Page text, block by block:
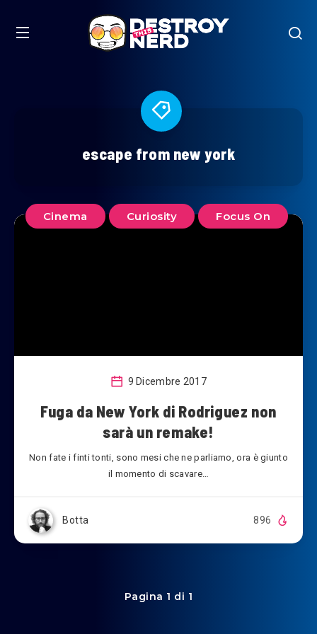
escape from new york
Cinema Curiosity Focus On
9 Dicembre 2017
Fuga da New York di Rodriguez non
sarà un remake!
Non fate i finti tonti, sono mesi che ne parliamo, ora è giunto
il momento di scavare…
Botta 896
Pagina 1 di 1